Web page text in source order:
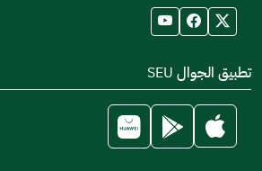
تطبيق الجوال SEU